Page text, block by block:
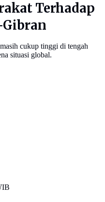
Terhadap
cukup tinggi di tengah
situasi global.